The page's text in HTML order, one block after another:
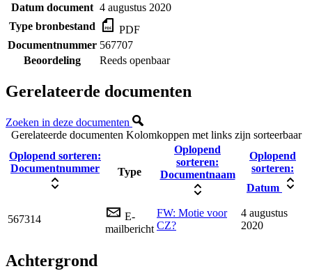
Datum document 4 augustus 2020
Type bronbestand
PDF
Documentnummer 567707
Beoordeling
Reeds openbaar
Gerelateerde documenten
Zoeken in deze documenten
Gerelateerde documenten Kolomkoppen met links zijn sorteerbaar
Oplopend sorteren:
Documentnummer
Type
Oplopend
sorteren:
Documentnaam
Oplopend
sorteren:
Datum
567314
E-
mailbericht
FW: Motie voor
CZ?
4 augustus
2020
Achtergrond